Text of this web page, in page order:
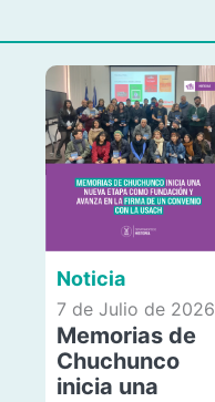
Noticia
7 de Julio de 2026
Memorias de
Chuchunco
inicia una